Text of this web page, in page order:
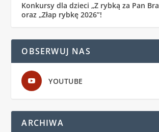
Konkursy dla dzieci „Z rybką za Pan
oraz „Złap rybkę 2026”!
OBSERWUJ NAS
YOUTUBE
ARCHIWA